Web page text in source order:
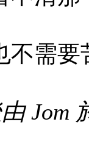
不需要
Jom